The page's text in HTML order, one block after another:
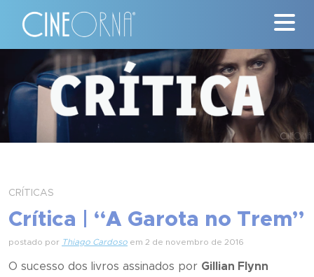
Críticas
#ClássicosCineOrna
Nossa História
Contato
CRÍTICAS
Crítica | “A Garota no Trem”
postado por Thiago Cardoso em 2 de novembro de 2016
O sucesso dos livros assinados por Gillian Flynn